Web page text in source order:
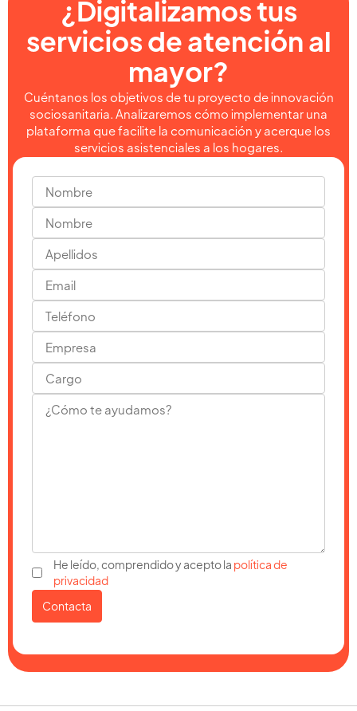
¿Digitalizamos tus
servicios de atención al
mayor?
Cuéntanos los objetivos de tu proyecto de innovación
sociosanitaria. Analizaremos cómo implementar una
plataforma que facilite la comunicación y acerque los
servicios asistenciales a los hogares.
He leído, comprendido y acepto la política de
privacidad